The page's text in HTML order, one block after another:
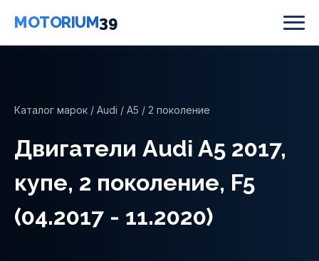
MOTORIUM39
Каталог марок / Audi / A5 / 2 поколение
Двигатели Audi A5 2017,
купе, 2 поколение, F5
(04.2017 - 11.2020)